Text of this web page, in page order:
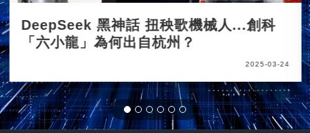
DeepSeek 黑神話 扭秧歌機械人...創科
「六小龍」為何出自杭州？
2025-03-24